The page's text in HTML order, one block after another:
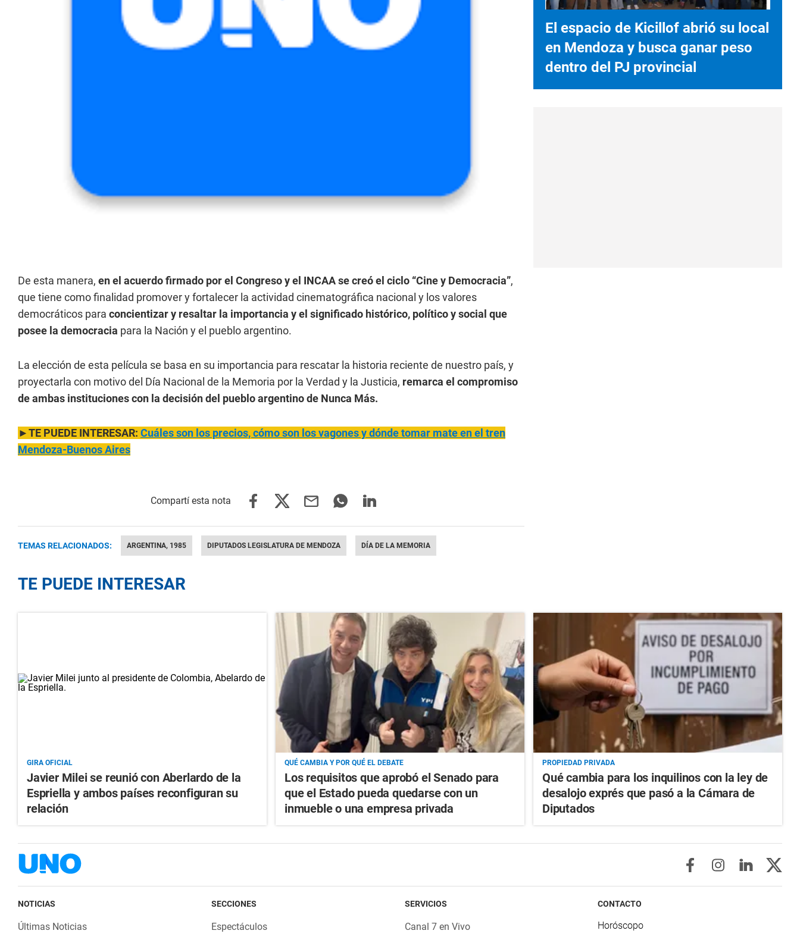
De esta manera, en el acuerdo firmado por el Congreso y el INCAA se creó el ciclo “Cine y Democracia”,
que tiene como finalidad promover y fortalecer la actividad cinematográfica nacional y los valores
democráticos para concientizar y resaltar la importancia y el significado histórico, político y social que
posee la democracia para la Nación y el pueblo argentino.
La elección de esta película se basa en su importancia para rescatar la historia reciente de nuestro país, y
proyectarla con motivo del Día Nacional de la Memoria por la Verdad y la Justicia, remarca el compromiso
de ambas instituciones con la decisión del pueblo argentino de Nunca Más.
►TE PUEDE INTERESAR: Cuáles son los precios, cómo son los vagones y dónde tomar mate en el tren
Mendoza-Buenos Aires
TEMAS RELACIONADOS: ARGENTINA, 1985 DIPUTADOS LEGISLATURA DE MENDOZA DÍA DE LA MEMORIA
El espacio de Kicillof abrió su local
en Mendoza y busca ganar peso
dentro del PJ provincial
TE PUEDE INTERESAR
GIRA OFICIAL
Javier Milei se reunió con Aberlardo de la
Espriella y ambos países reconfiguran su
relación
QUÉ CAMBIA Y POR QUÉ EL DEBATE
Los requisitos que aprobó el Senado para
que el Estado pueda quedarse con un
inmueble o una empresa privada
PROPIEDAD PRIVADA
Qué cambia para los inquilinos con la ley de
desalojo exprés que pasó a la Cámara de
Diputados
NOTICIAS
Últimas Noticias
SECCIONES
Espectáculos
SERVICIOS
Canal 7 en Vivo
CONTACTO
Horóscopo